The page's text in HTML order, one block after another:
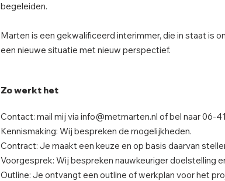
begeleiden.
Marten is een gekwalificeerd interimmer, die in staat is
een nieuwe situatie met nieuw perspectief.
Zo werkt het
Contact: mail mij via info@metmarten.nl of bel naar 06-
Kennismaking: Wij bespreken de mogelijkheden.
Contract: Je maakt een keuze en op basis daarvan
Voorgesprek: Wij bespreken nauwkeuriger doelstelling
Outline: Je ontvangt een outline of werkplan voor het